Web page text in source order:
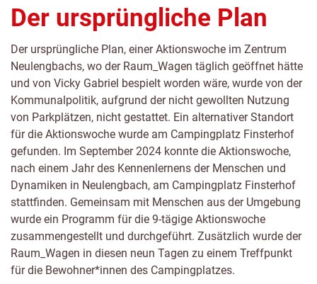
springenspringen
springen
springenspringenspringen
springen
Der ursprüngliche Plan
Der ursprüngliche Plan, einer Aktionswoche im Zentrum
Neulengbachs, wo der Raum_Wagen täglich geöffnet hätte
und von Vicky Gabriel bespielt worden wäre, wurde von der
Kommunalpolitik, aufgrund der nicht gewollten Nutzung
von Parkplätzen, nicht gestattet. Ein alternativer Standort
für die Aktionswoche wurde am Campingplatz Finsterhof
gefunden. Im September 2024 konnte die Aktionswoche,
nach einem Jahr des Kennenlernens der Menschen und
Dynamiken in Neulengbach, am Campingplatz Finsterhof
stattfinden. Gemeinsam mit Menschen aus der Umgebung
wurde ein Programm für die 9-tägige Aktionswoche
zusammengestellt und durchgeführt. Zusätzlich wurde der
Raum_Wagen in diesen neun Tagen zu einem Treffpunkt
für die Bewohner*innen des Campingplatzes.